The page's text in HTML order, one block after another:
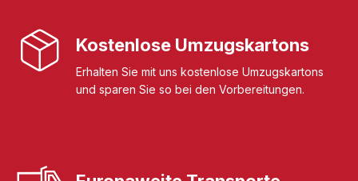
Kostenlose Umzugskartons
Erhalten Sie mit uns kostenlose Umzugskartons
und sparen Sie so bei den Vorbereitungen.